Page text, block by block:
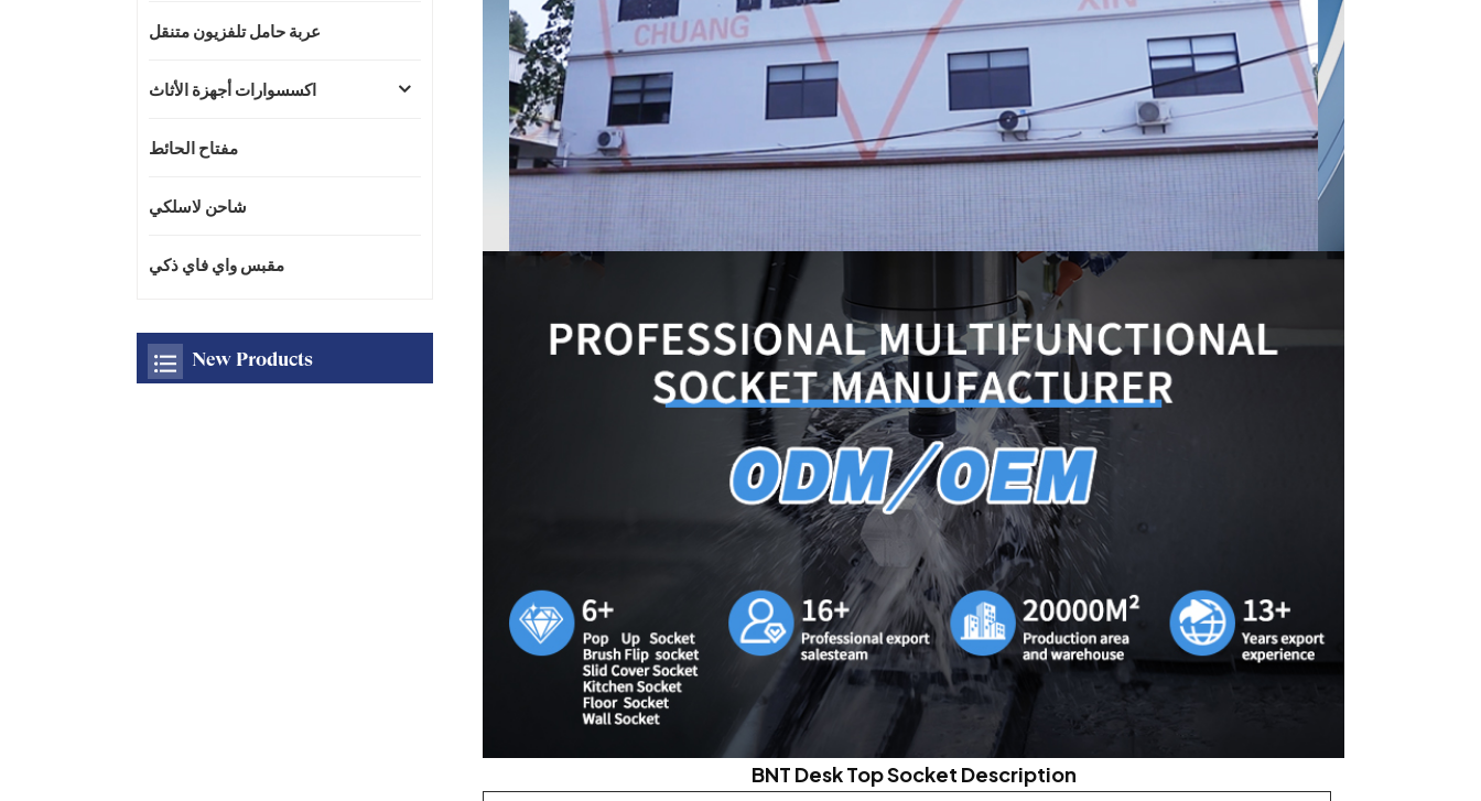
BNT Desk Top Socket Description
عربة حامل تلفزيون متنقل
اكسسوارات أجهزة الأثاث
مفتاح الحائط
شاحن لاسلكي
مقبس واي فاي ذكي
New Products